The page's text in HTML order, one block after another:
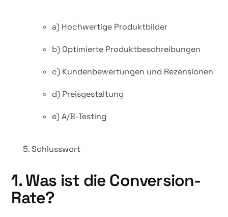
a) Hochwertige Produktbilder
b) Optimierte Produktbeschreibungen
c) Kundenbewertungen und Rezensionen
d) Preisgestaltung
e) A/B-Testing
Schlusswort
1. Was ist die Conversion-
Rate?